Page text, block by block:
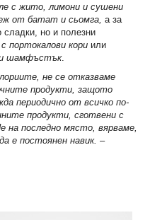
с жито, лимони и сушени
от батат и сьомга, а за
сладки, но и полезни
портокалови кори или
и шамфъстък.
не се отказваме
продукти, защото
периодично от всичко по-
продукти, сготвени с
на последно място, вярваме,
е постоянен навик. –